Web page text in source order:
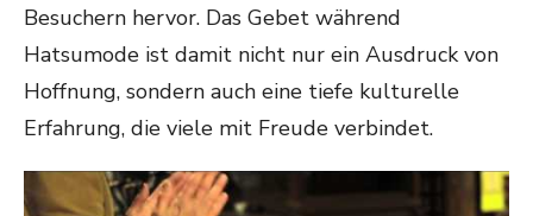
Besuchern hervor. Das Gebet während
Hatsumode ist damit nicht nur ein Ausdruck von
Hoffnung, sondern auch eine tiefe kulturelle
Erfahrung, die viele mit Freude verbindet.